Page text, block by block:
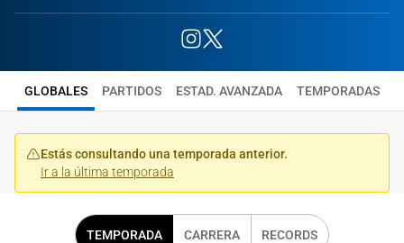
GLOBALES PARTIDOS ESTAD. AVANZADA TEMPORADAS
Estás consultando una temporada anterior.
Ir a la última temporada
TEMPORADA CARRERA RECORDS